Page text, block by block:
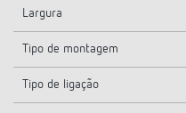
Largura
Tipo de montagem
Tipo de ligação